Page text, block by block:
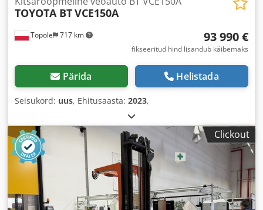
Topole 717 km
TOYOTA BTVCE150A
93 990 €
fikseeritud hind lisandub käibemaks
Pärida Helistada
Seisukord: uus, Ehitusaasta: 2023,
Clickout